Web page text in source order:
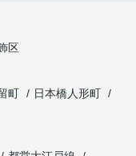
区
町
日本橋人形町